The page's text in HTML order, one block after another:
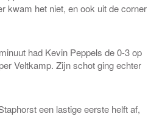
kwam het niet, en ook uit de corner
had Kevin Peppels de 0-3 op
Veltkamp. Zijn schot ging echter
een lastige eerste helft af,